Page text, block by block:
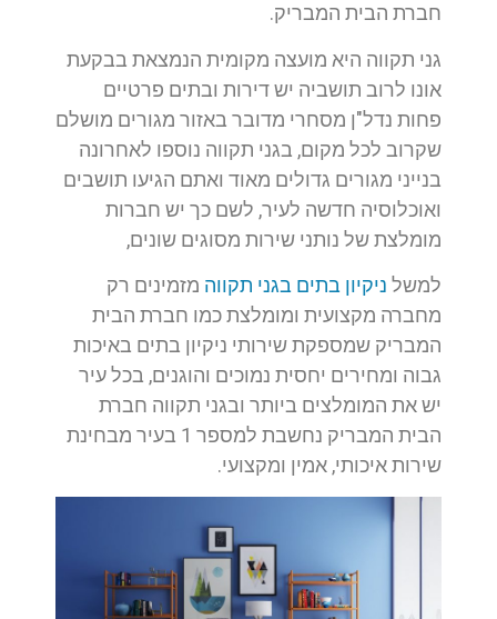
חברת הבית המבריק.
גני תקווה היא מועצה מקומית הנמצאת בבקעת
אונו לרוב תושביה יש דירות ובתים פרטיים
פחות נדל"ן מסחרי מדובר באזור מגורים מושלם
שקרוב לכל מקום, בגני תקווה נוספו לאחרונה
בנייני מגורים גדולים מאוד ואתם הגיעו תושבים
ואוכלוסיה חדשה לעיר, לשם כך יש חברות
מומלצת של נותני שירות מסוגים שונים,
למשל ניקיון בתים בגני תקווה מזמינים רק
מחברה מקצועית ומומלצת כמו חברת הבית
המבריק שמספקת שירותי ניקיון בתים באיכות
גבוה ומחירים יחסית נמוכים והוגנים, בכל עיר
יש את המומלצים ביותר ובגני תקווה חברת
הבית המבריק נחשבת למספר 1 בעיר מבחינת
שירות איכותי, אמין ומקצועי.